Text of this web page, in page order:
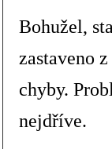
Bohužel,
zastaveno
chyby.
nejdříve.